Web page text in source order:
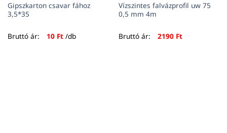
Gipszkarton csavar fához
3,5*35
Bruttó ár: 10 Ft/db
Vízszintes falvázprofil uw 75
0,5 mm 4m
Bruttó ár: 2190 Ft